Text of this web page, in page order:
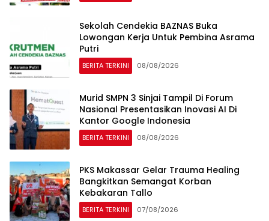
Sekolah Cendekia BAZNAS Buka
Lowongan Kerja Untuk Pembina Asrama
Putri
BERITA TERKINI 08/08/2026
Murid SMPN 3 Sinjai Tampil Di Forum
Nasional Presentasikan Inovasi AI Di
Kantor Google Indonesia
BERITA TERKINI 08/08/2026
PKS Makassar Gelar Trauma Healing
Bangkitkan Semangat Korban
Kebakaran Tallo
BERITA TERKINI 07/08/2026